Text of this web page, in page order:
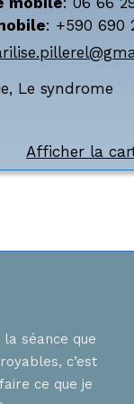
: +590 690
, Le syndrome
Afficher la
séance que
c’est
ce que je